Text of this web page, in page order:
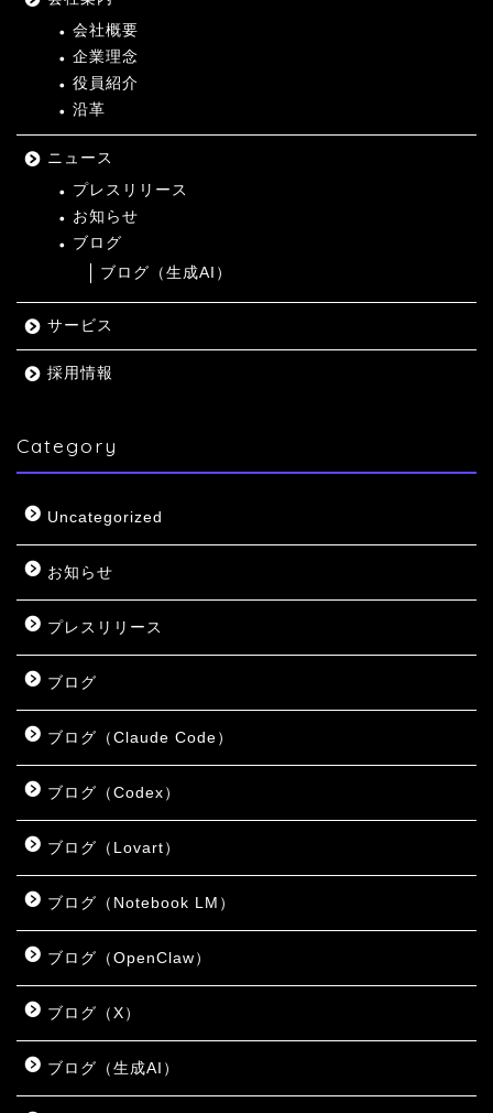
会社概要
企業理念
役員紹介
沿革
ニュース
プレスリリース
お知らせ
ブログ
ブログ（生成AI）
サービス
採用情報
Category
Uncategorized
お知らせ
プレスリリース
ブログ
ブログ（Claude Code）
ブログ（Codex）
ブログ（Lovart）
ブログ（Notebook LM）
ブログ（OpenClaw）
ブログ（X）
ブログ（生成AI）